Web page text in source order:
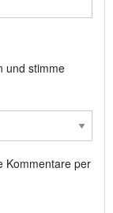
und stimme
Kommentare per